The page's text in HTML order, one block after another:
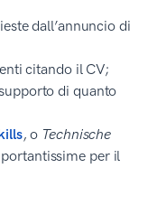
dall’annuncio di
citando il CV;
di quanto
, o Technische
per il